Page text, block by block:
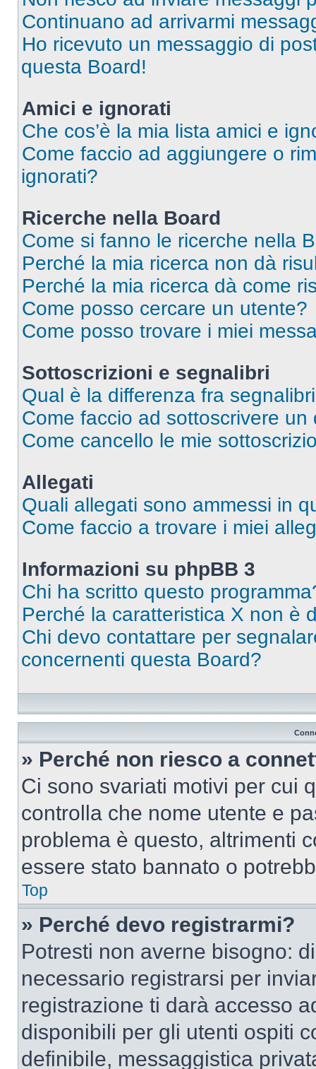
Continuano ad arrivarmi
Ho ricevuto un messaggio di
questa Board!
Amici e ignorati
Che cos’è la mia lista amici e
Come faccio ad aggiungere o
ignorati?
Ricerche nella Board
Come si fanno le ricerche nella
Perché la mia ricerca non dà
Perché la mia ricerca dà come
Come posso cercare un utente?
Come posso trovare i miei
Sottoscrizioni e segnalibri
Qual è la differenza fra
Come faccio ad sottoscrivere
Come cancello le mie
Allegati
Quali allegati sono ammessi in
Come faccio a trovare i miei
Informazioni su phpBB 3
Chi ha scritto questo
Perché la caratteristica X non è
Chi devo contattare per
concernenti questa Board?
» Perché non riesco a
Ci sono svariati motivi per cui
controlla che nome utente e
problema è questo, altrimenti
essere stato bannato o
Top
» Perché devo registrarmi?
Potresti non averne bisogno:
necessario registrarsi per
registrazione ti darà accesso
disponibili per gli utenti ospiti
definibile, messaggistica